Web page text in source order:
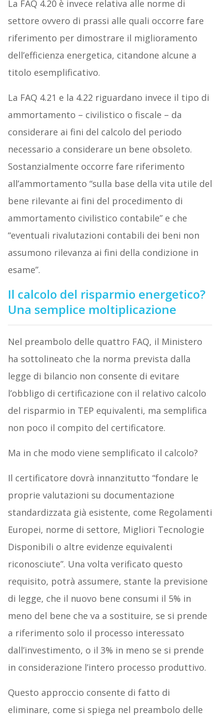
La FAQ 4.20 è invece relativa alle norme di
settore ovvero di prassi alle quali occorre fare
riferimento per dimostrare il miglioramento
dell’efficienza energetica, citandone alcune a
titolo esemplificativo.
La FAQ 4.21 e la 4.22 riguardano invece il tipo di
ammortamento – civilistico o fiscale – da
considerare ai fini del calcolo del periodo
necessario a considerare un bene obsoleto.
Sostanzialmente occorre fare riferimento
all’ammortamento “sulla base della vita utile del
bene rilevante ai fini del procedimento di
ammortamento civilistico contabile” e che
“eventuali rivalutazioni contabili dei beni non
assumono rilevanza ai fini della condizione in
esame”.
Il calcolo del risparmio energetico?
Una semplice moltiplicazione
Nel preambolo delle quattro FAQ, il Ministero
ha sottolineato che la norma prevista dalla
legge di bilancio non consente di evitare
l’obbligo di certificazione con il relativo calcolo
del risparmio in TEP equivalenti, ma semplifica
non poco il compito del certificatore.
Ma in che modo viene semplificato il calcolo?
Il certificatore dovrà innanzitutto “fondare le
proprie valutazioni su documentazione
standardizzata già esistente, come Regolamenti
Europei, norme di settore, Migliori Tecnologie
Disponibili o altre evidenze equivalenti
riconosciute”. Una volta verificato questo
requisito, potrà assumere, stante la previsione
di legge, che il nuovo bene consumi il 5% in
meno del bene che va a sostituire, se si prende
a riferimento solo il processo interessato
dall’investimento, o il 3% in meno se si prende
in considerazione l’intero processo produttivo.
Questo approccio consente di fatto di
eliminare, come si spiega nel preambolo delle